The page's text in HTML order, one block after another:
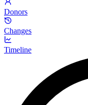
Donors
Changes
Timeline